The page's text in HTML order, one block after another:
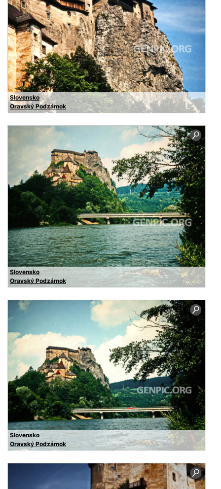
Slovensko
Oravský Podzámok
Slovensko
Oravský Podzámok
Slovensko
Oravský Podzámok